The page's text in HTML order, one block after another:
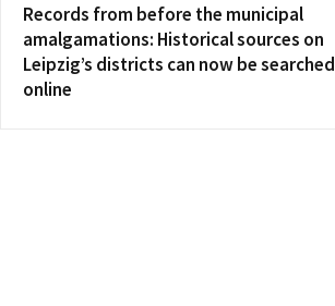
Records from before the municipal
amalgamations: Historical sources on
Leipzig’s districts can now be searched
online